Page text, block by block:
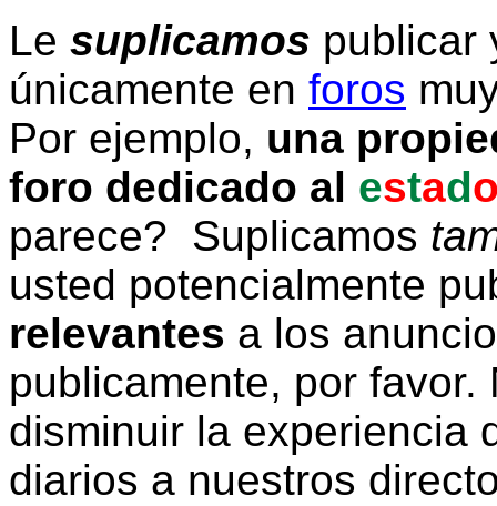
Le suplicamos publicar
únicamente en foros
Por ejemplo, una
foro dedicado al estad
parece? Suplicamos
usted potencialmente
relevantes a los
publicamente, por
disminuir la experiencia
diarios a nuestros